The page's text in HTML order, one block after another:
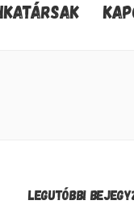
LEGUTÓBBI